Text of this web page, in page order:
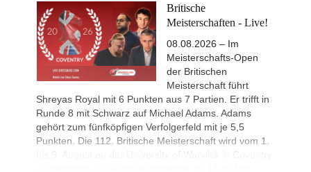
New Opening Trend
Tasdogen - Aydincelebi (B38)
New Opening Trend
Maruflu - Olsen (D52)
New Opening Trend
Kvaloy - Nitish Belurkar (E05)
New Opening Trend
Bakhrillaev - Talibov (D35)
New Opening Trend
Camlar - Ahmad (B54)
als je zuvor.
Britische
Meisterschaften - Live!
08.08.2026 – Im
Meisterschafts-Open
der Britischen
Meisterschaft führt
Shreyas Royal mit 6 Punkten aus 7 Partien. Er trifft in
Runde 8 mit Schwarz auf Michael Adams. Adams
gehört zum fünfköpfigen Verfolgerfeld mit je 5,5
Punkten. Die 112. Britische Meisterschaft wird vom 1.
bis 9. August an der University of Warwick in Coventry